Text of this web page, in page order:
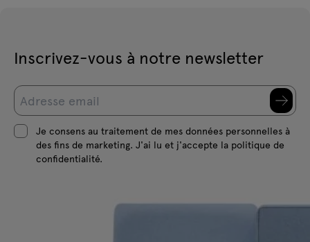
Inscrivez-vous à notre newsletter
Je consens au traitement de mes données personnelles à
des fins de marketing. J'ai lu et j'accepte la politique de
confidentialité.